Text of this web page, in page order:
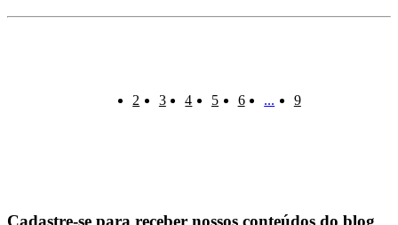
2 3 4 5 6 ... 9